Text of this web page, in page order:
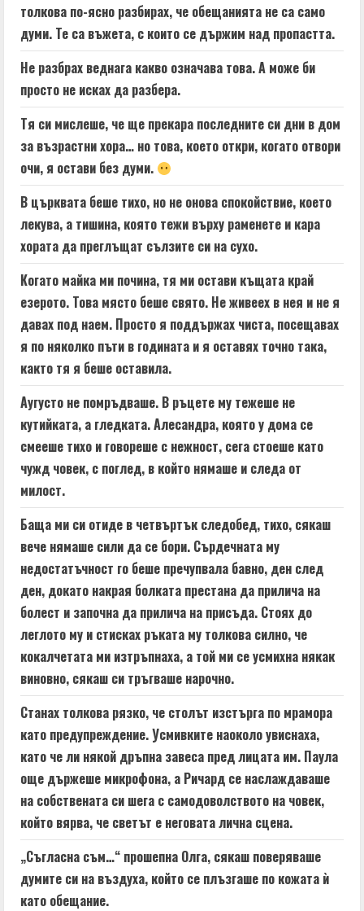
толкова по-ясно разбирах, че обещанията не са само
думи. Те са въжета, с които се държим над пропастта.
Не разбрах веднага какво означава това. А може би
просто не исках да разбера.
Тя си мислеше, че ще прекара последните си дни в дом
за възрастни хора… но това, което откри, когато отвори
очи, я остави без думи.
В църквата беше тихо, но не онова спокойствие, което
лекува, а тишина, която тежи върху раменете и кара
хората да преглъщат сълзите си на сухо.
Когато майка ми почина, тя ми остави къщата край
езерото. Това място беше свято. Не живеех в нея и не я
давах под наем. Просто я поддържах чиста, посещавах
я по няколко пъти в годината и я оставях точно така,
както тя я беше оставила.
Аугусто не помръдваше. В ръцете му тежеше не
кутийката, а гледката. Алесандра, която у дома се
смееше тихо и говореше с нежност, сега стоеше като
чужд човек, с поглед, в който нямаше и следа от
милост.
Баща ми си отиде в четвъртък следобед, тихо, сякаш
вече нямаше сили да се бори. Сърдечната му
недостатъчност го беше пречупвала бавно, ден след
ден, докато накрая болката престана да прилича на
болест и започна да прилича на присъда. Стоях до
леглото му и стисках ръката му толкова силно, че
кокалчетата ми изтръпнаха, а той ми се усмихна някак
виновно, сякаш си тръгваше нарочно.
Станах толкова рязко, че столът изстърга по мрамора
като предупреждение. Усмивките наоколо увиснаха,
като че ли някой дръпна завеса пред лицата им. Паула
още държеше микрофона, а Ричард се наслаждаваше
на собствената си шега с самодоволството на човек,
който вярва, че светът е неговата лична сцена.
„Съгласна съм…“ прошепна Олга, сякаш поверяваше
думите си на въздуха, който се плъзгаше по кожата ѝ
като обещание.